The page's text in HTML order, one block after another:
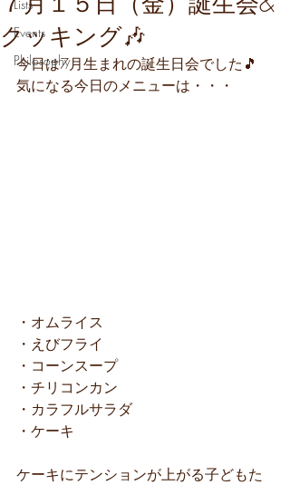
Lists
Events
Philosophy
クッキング🎶
今日は7月生まれの誕生日会でした🎵
気になる今日のメニューは・・・
・オムライス
・えびフライ
・コーンスープ
・チリコンカン
・カラフルサラダ
・ケーキ
ケーキにテンションが上がる子どもた